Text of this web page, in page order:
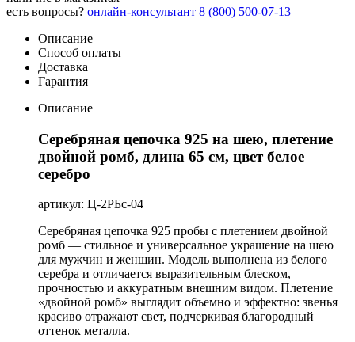
есть вопросы? онлайн-консультант 8 (800) 500-07-13
Описание
Способ оплаты
Доставка
Гарантия
Описание
Серебряная цепочка 925 на шею, плетение
двойной ромб, длина 65 см, цвет белое
серебро
артикул: Ц-2РБс-04
Серебряная цепочка 925 пробы с плетением двойной
ромб — стильное и универсальное украшение на шею
для мужчин и женщин. Модель выполнена из белого
серебра и отличается выразительным блеском,
прочностью и аккуратным внешним видом. Плетение
«двойной ромб» выглядит объемно и эффектно: звенья
красиво отражают свет, подчеркивая благородный
оттенок металла.